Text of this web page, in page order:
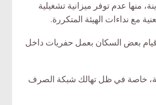
منها عدم توفر ميزانية تشغيلية
مع نداءات الهيئة المتكررة.
قيام بعض السكان بعمل حفريات داخل
خاصة في ظل تهالك شبكة الصرف